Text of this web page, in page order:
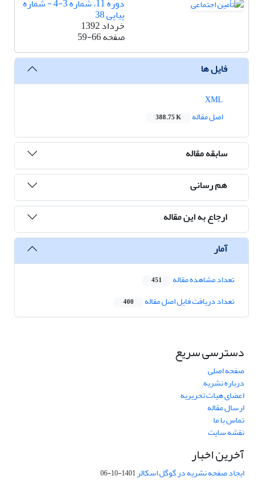
دوره 11، شماره 3-4 - شماره
پیاپی 38
خرداد 1392
صفحه59-66
فایل ها
اصل مقاله
388.75 K
سابقه مقاله
هم رسانی
ارجاع به این مقاله
آمار
تعداد مشاهده مقاله 451
تعداد دریافت فایل اصل مقاله 400
دسترسی سریع
صفحه اصلی
درباره نشریه
اعضای هیات تحریریه
ارسال مقاله
تماس با ما
نقشه سایت
آخرین اخبار
ایجاد صفحه نشریه در گوگل اسکالر1401-10-06